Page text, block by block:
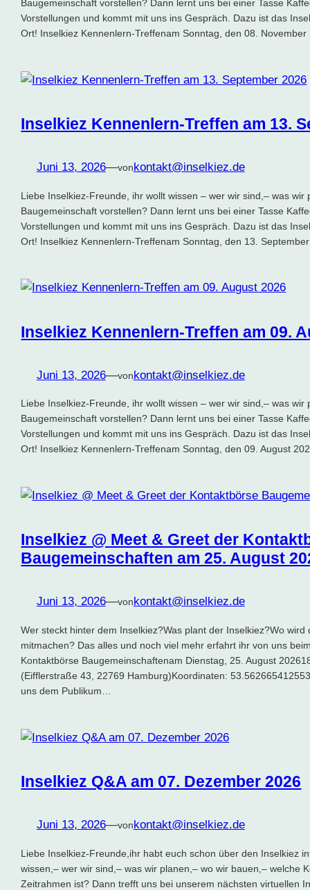
Baugemeinschaft vorstellen? Dann lernt uns bei einer Tasse
Vorstellungen und kommt mit uns ins Gespräch. Dazu ist das
Ort! Inselkiez Kennenlern-Treffenam Sonntag, den 08.
Inselkiez Kennenlern-Treffen am 13.
Juni 13, 2026—vonkontakt@inselkiez.de
Liebe Inselkiez-Freunde, ihr wollt wissen – wer wir sind,– was wir
Baugemeinschaft vorstellen? Dann lernt uns bei einer Tasse
Vorstellungen und kommt mit uns ins Gespräch. Dazu ist das
Ort! Inselkiez Kennenlern-Treffenam Sonntag, den 13.
Inselkiez Kennenlern-Treffen am 09.
Juni 13, 2026—vonkontakt@inselkiez.de
Liebe Inselkiez-Freunde, ihr wollt wissen – wer wir sind,– was wir
Baugemeinschaft vorstellen? Dann lernt uns bei einer Tasse
Vorstellungen und kommt mit uns ins Gespräch. Dazu ist das
Ort! Inselkiez Kennenlern-Treffenam Sonntag, den 09. August
Inselkiez @ Meet & Greet der
Baugemeinschaften am 25. August
Juni 13, 2026—vonkontakt@inselkiez.de
Wer steckt hinter dem Inselkiez?Was plant der Inselkiez?Wo
mitmachen? Das alles und noch viel mehr erfahrt ihr von uns
Kontaktbörse Baugemeinschaftenam Dienstag, 25. August
(Eifflerstraße 43, 22769 Hamburg)Koordinaten:
uns dem Publikum…
Inselkiez Q&A am 07. Dezember 2026
Juni 13, 2026—vonkontakt@inselkiez.de
Liebe Inselkiez-Freunde,ihr habt euch schon über den Inselkiez
wissen,– wer wir sind,– was wir planen,– wo wir bauen,– welche
Zeitrahmen ist? Dann trefft uns bei unserem nächsten virtuellen